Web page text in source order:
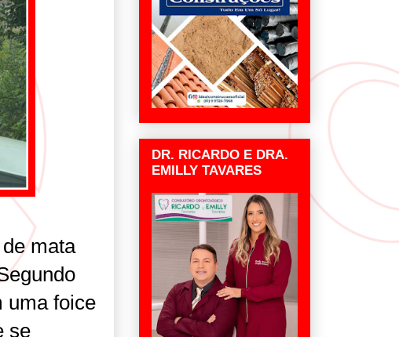
mata
uma foice
se
DR. RICARDO E DRA.
EMILLY TAVARES